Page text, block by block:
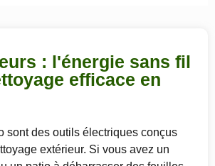
: l'énergie sans fil
efficace en
sont des outils électriques conçus
extérieur. Si vous avez un